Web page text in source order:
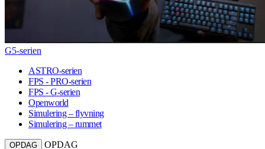
G5-serien
ASTRO-serien
FPS - PRO-serien
FPS - G-serien
Openworld
Simulering – flyvning
Simulering – rummet
OPDAG OPDAG